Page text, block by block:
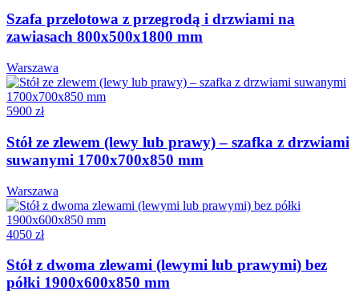
Szafa przelotowa z przegrodą i drzwiami na
zawiasach 800x500x1800 mm
Warszawa
5900 zł
Stół ze zlewem (lewy lub prawy) – szafka z drzwiami
suwanymi 1700x700x850 mm
Warszawa
4050 zł
Stół z dwoma zlewami (lewymi lub prawymi) bez
półki 1900x600x850 mm